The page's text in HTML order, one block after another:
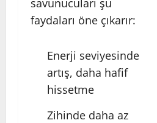
savunucuları şu
faydaları öne çıkarır:
Enerji seviyesinde
artış, daha hafif
hissetme
Zihinde daha az